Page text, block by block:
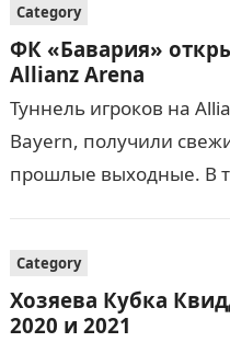
людей…
Category
ФК «Бавария»
Allianz Arena
Туннель игроков на
Bayern, получили
прошлые выходные. В
Category
Хозяева Кубка
2020 и 2021